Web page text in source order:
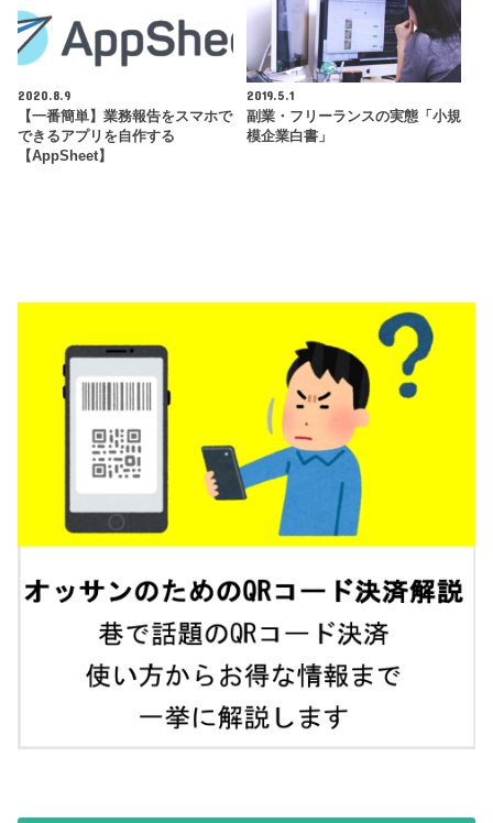
2020.8.9
【一番簡単】業務報告をスマホで
できるアプリを自作する
【AppSheet】
2019.5.1
副業・フリーランスの実態「小規
模企業白書」